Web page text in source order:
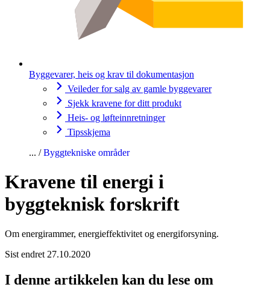
Byggevarer, heis og krav til dokumentasjon
Veileder for salg av gamle byggevarer
Sjekk kravene for ditt produkt
Heis- og løfteinnretninger
Tipsskjema
Byggtekniske områder
Kravene til energi i
byggteknisk forskrift
Om energirammer, energieffektivitet og energiforsyning.
Sist endret 27.10.2020
I denne artikkelen kan du lese om